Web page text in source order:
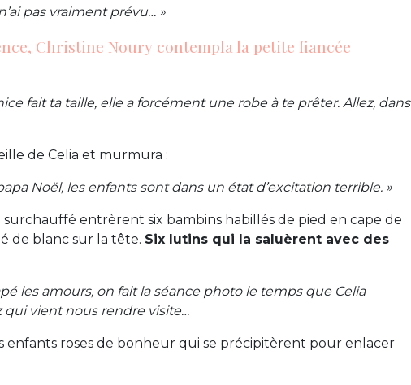
pas vraiment prévu… »
Christine Noury contempla la petite fiancée
fait ta taille, elle a forcément une robe à te prêter. Allez, dans
de Celia et murmura :
Noël, les enfants sont dans un état d’excitation terrible. »
surchauffé entrèrent six bambins habillés de pied en cape de
de blanc sur la tête. Six lutins qui la saluèrent avec des
les amours, on fait la séance photo le temps que Celia
qui vient nous rendre visite…
enfants roses de bonheur qui se précipitèrent pour enlacer